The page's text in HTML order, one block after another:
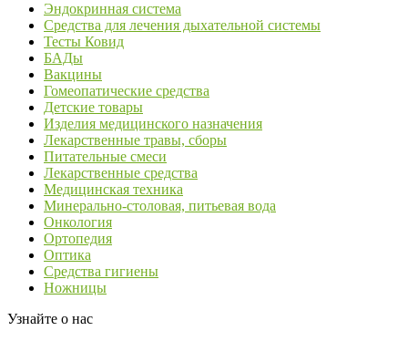
Эндокринная система
Средства для лечения дыхательной системы
Тесты Ковид
БАДы
Вакцины
Гомеопатические средства
Детские товары
Изделия медицинского назначения
Лекарственные травы, сборы
Питательные смеси
Лекарственные средства
Медицинская техника
Минерально-столовая, питьевая вода
Онкология
Ортопедия
Оптика
Средства гигиены
Ножницы
Узнайте о нас